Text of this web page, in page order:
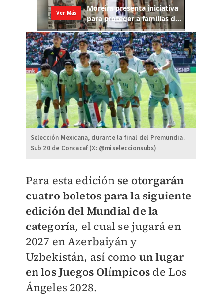
Selección Mexicana, durante la final del Premundial
Sub 20 de Concacaf (X: @miseleccionsubs)
Para esta edición se otorgarán
cuatro boletos para la siguiente
edición del Mundial de la
categoría, el cual se jugará en
2027 en Azerbaiyán y
Uzbekistán, así como un lugar
en los Juegos Olímpicos de Los
Ángeles 2028.